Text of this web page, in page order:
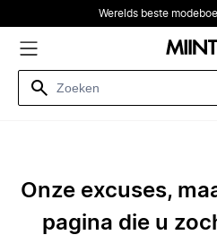
Werelds beste
Onze excuses,
pagina die u